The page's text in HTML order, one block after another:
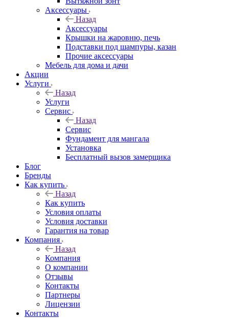
Аксессуары
Назад
Аксессуары
Крышки на жаровню, печь
Подставки под шампуры, казан
Прочие аксессуары
Мебель для дома и дачи
Акции
Услуги
Назад
Услуги
Сервис
Назад
Сервис
Фундамент для мангала
Установка
Бесплатный вызов замерщика
Блог
Бренды
Как купить
Назад
Как купить
Условия оплаты
Условия доставки
Гарантия на товар
Компания
Назад
Компания
О компании
Отзывы
Контакты
Партнеры
Лицензии
Контакты